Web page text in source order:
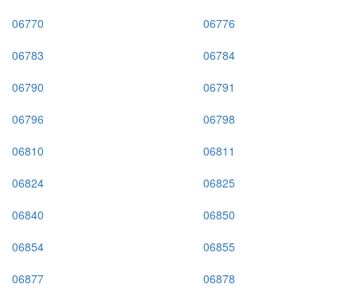
06770
06776
06783
06784
06790
06791
06796
06798
06810
06811
06824
06825
06840
06850
06854
06855
06877
06878